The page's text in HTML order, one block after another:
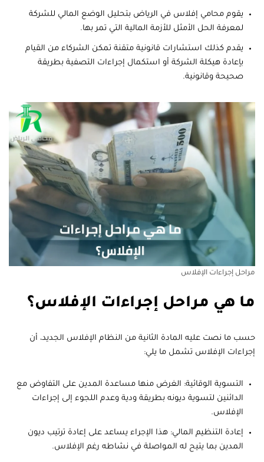
يقوم محامي إفلاس في الرياض بتحليل الوضع المالي للشركة
لمعرفة الحل الأمثل للأزمة المالية التي تمر بها.
يقدم كذلك استشارات قانونية متقنة تمكن الشركاء من القيام
بإعادة هيكلة الشركة أو استكمال إجراءات التصفية بطريقة
صحيحة وقانونية.
مراحل إجراءات الإفلاس
ما هي مراحل إجراءات الإفلاس؟
حسب ما نصت عليه المادة الثانية من النظام الإفلاس الجديد، أن
إجراءات الإفلاس تشمل ما يلي:
التسوية الوقائية: الغرض منها مساعدة المدين على التفاوض مع
الدائنين لتسوية ديونه بطريقة ودية وعدم اللجوء إلى إجراءات
الإفلاس.
إعادة التنظيم المالي: هذا الإجراء يساعد على إعادة ترتيب ديون
المدين بما يتيح له المواصلة في نشاطه رغم الإفلاس.